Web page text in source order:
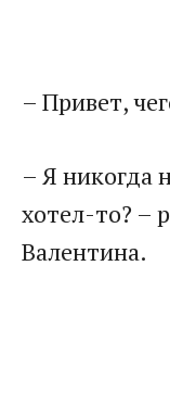
– Привет,
– Я никогда
хотел-то? –
Валентина.